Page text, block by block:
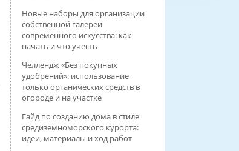
Новые наборы для организации
собственной галереи
современного искусства: как
начать и что учесть
Челлендж «Без покупных
удобрений»: использование
только органических средств в
огороде и на участке
Гайд по созданию дома в стиле
средиземноморского курорта:
идеи, материалы и ход работ